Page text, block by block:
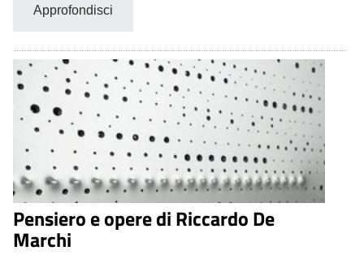
Approfondisci
Pensiero e opere di Riccardo De
Marchi